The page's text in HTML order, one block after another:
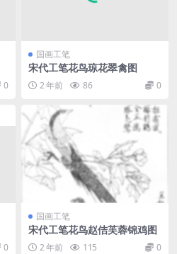
0
国画工笔
宋代工笔花鸟琼花翠禽图
2 年前 86 0
0
国画工笔
宋代工笔花鸟赵佶芙蓉锦鸡图
2 年前 115 0